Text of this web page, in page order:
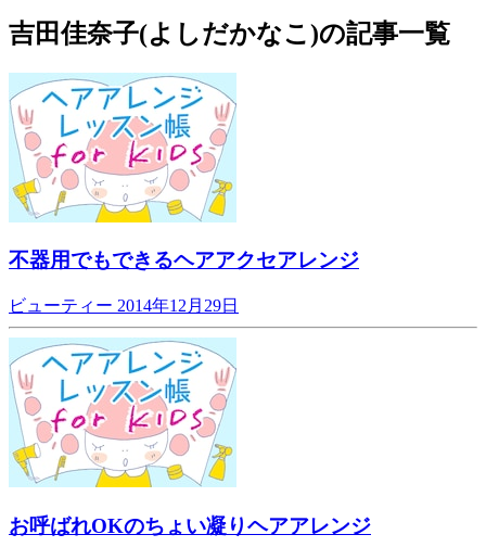
吉田佳奈子(よしだかなこ)の記事一覧
不器用でもできるヘアアクセアレンジ
ビューティー 2014年12月29日
お呼ばれOKのちょい凝りヘアアレンジ